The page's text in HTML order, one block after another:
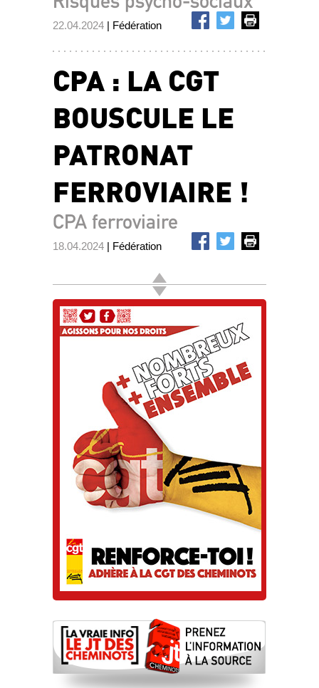
22.04.2024 | Fédération
CPA : LA CGT
BOUSCULE LE
PATRONAT
FERROVIAIRE !
CPA ferroviaire
18.04.2024 | Fédération